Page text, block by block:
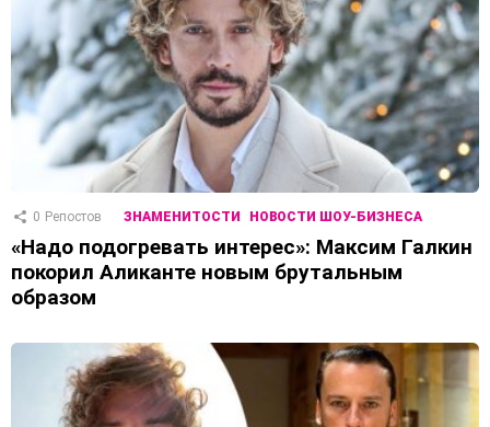
0 Репостов ЗНАМЕНИТОСТИ НОВОСТИ ШОУ-БИЗНЕСА
«Надо подогревать интерес»: Максим Галкин
покорил Аликанте новым брутальным
образом